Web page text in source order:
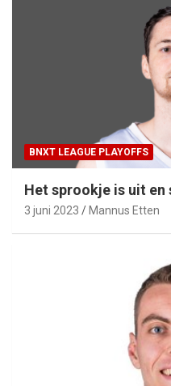
BNXT LEAGUE PLAYOFFS
Het sprookje is uit en
3 juni 2023 Mannus Etten